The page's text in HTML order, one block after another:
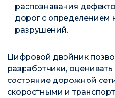
распознавания
дорог с определением
разрушений.
Цифровой двойник
разработчики,
состояние дорожной
скоростными и